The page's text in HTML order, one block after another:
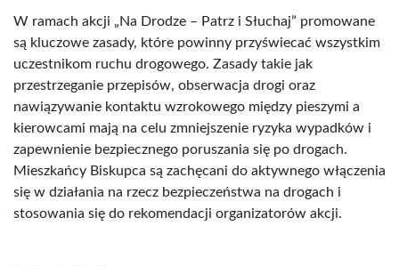
W ramach akcji „Na Drodze – Patrz i Słuchaj” promowane
są kluczowe zasady, które powinny przyświecać wszystkim
uczestnikom ruchu drogowego. Zasady takie jak
przestrzeganie przepisów, obserwacja drogi oraz
nawiązywanie kontaktu wzrokowego między pieszymi a
kierowcami mają na celu zmniejszenie ryzyka wypadków i
zapewnienie bezpiecznego poruszania się po drogach.
Mieszkańcy Biskupca są zachęcani do aktywnego włączenia
się w działania na rzecz bezpieczeństwa na drogach i
stosowania się do rekomendacji organizatorów akcji.